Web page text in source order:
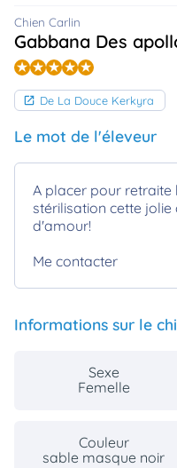
Connexion
Chien Carlin
Gabbana Des
De La Douce Kerkyra
Le mot de l'éleveur
A placer pour retraite
stérilisation cette jolie
d'amour!
Me contacter
Informations sur le
Sexe
Femelle
Couleur
sable masque noir